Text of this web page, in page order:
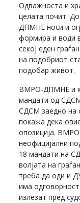
Одважноста и
целата почит.
ДПМНЕ носи и
формира и води
секој еден
на подобриот
подобар живот.
ВМРО-ДПМНЕ и
мандати од
СДСМ заедно на
покажа дека
опозиција.
неофицијални
18 мандати на
волјата на
треба да оди и
има
излезат пред